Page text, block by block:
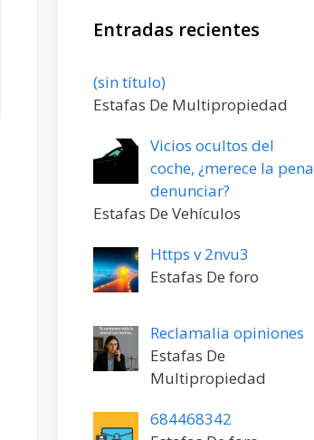
Entradas recientes
(sin título)Entrada
20198
Estafas De Multipropiedad
Vicios ocultos del
coche, ¿merece la pena
denunciar?
Estafas De Vehículos
Https v 2nvu3
Estafas De foro
Reclamalia opiniones
Estafas De
Multipropiedad
684468342